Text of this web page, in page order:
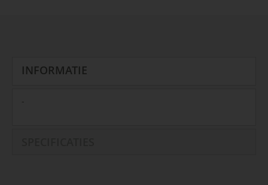
INFORMATIE
-